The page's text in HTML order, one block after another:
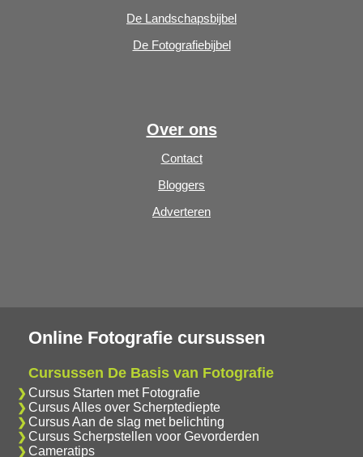
De Landschapsbijbel
De Fotografiebijbel
Over ons
Contact
Bloggers
Adverteren
Online Fotografie cursussen
Cursussen De Basis van Fotografie
Cursus Starten met Fotografie
Cursus Alles over Scherptediepte
Cursus Aan de slag met belichting
Cursus Scherpstellen voor Gevorderden
Cameratips